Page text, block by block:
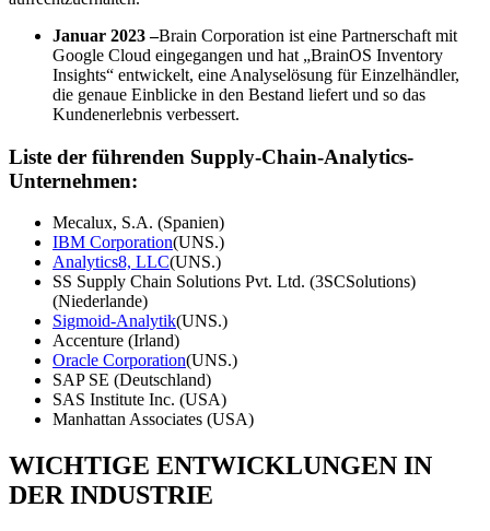
Januar 2023 –Brain Corporation ist eine Partnerschaft mit
Google Cloud eingegangen und hat „BrainOS Inventory
Insights“ entwickelt, eine Analyselösung für Einzelhändler,
die genaue Einblicke in den Bestand liefert und so das
Kundenerlebnis verbessert.
Liste der führenden Supply-Chain-Analytics-
Unternehmen:
Mecalux, S.A. (Spanien)
IBM Corporation(UNS.)
Analytics8, LLC(UNS.)
SS Supply Chain Solutions Pvt. Ltd. (3SCSolutions)
(Niederlande)
Sigmoid-Analytik(UNS.)
Accenture (Irland)
Oracle Corporation(UNS.)
SAP SE (Deutschland)
SAS Institute Inc. (USA)
Manhattan Associates (USA)
WICHTIGE ENTWICKLUNGEN IN
DER INDUSTRIE